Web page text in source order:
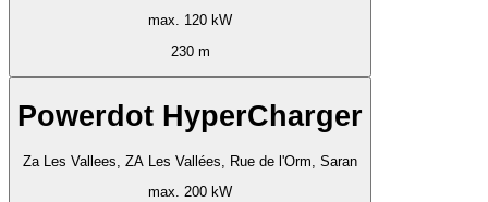
max. 120 kW
230 m
Powerdot HyperCharger
Za Les Vallees, ZA Les Vallées, Rue de l'Orm, Saran
max. 200 kW